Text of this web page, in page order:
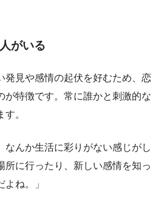
がいる
発見や感情の起伏を好むため、恋
が特徴です。常に誰かと刺激的な
。
なんか生活に彩りがない感じがし
所に行ったり、新しい感情を知っ
ね。」